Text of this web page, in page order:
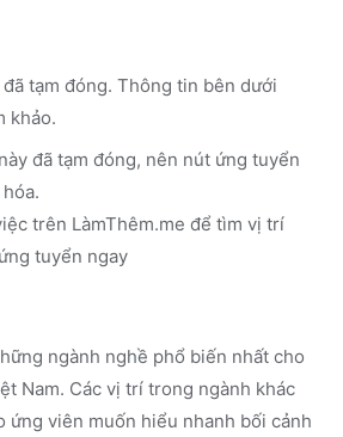
tạm đóng. Thông tin bên dưới
khảo.
đã tạm đóng, nên nút ứng tuyển
trên LàmThêm.me để tìm vị trí
tuyển ngay
ngành nghề phổ biến nhất cho
Nam. Các vị trí trong ngành khác
ứng viên muốn hiểu nhanh bối cảnh